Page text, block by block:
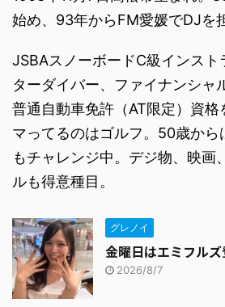
始め、93年からFM愛媛でDJを
JSBAスノーボードC級インスト
ターダイバー、ファイナンシャ
普通自動車免許（AT限定）資
マってるのはゴルフ。50歳から
もチャレンジ中。デジ物、映画
ルも得意種目。
グレノイ
金曜日はエミフル
2026/8/7